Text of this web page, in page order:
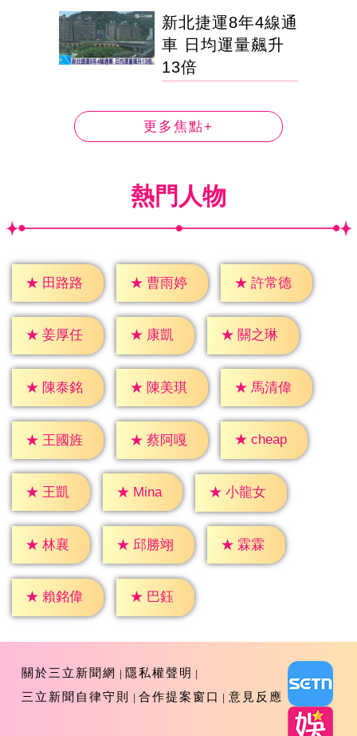
新北捷運8年4線通
車 日均運量飆升
13倍
更多焦點+
熱門人物
★ 田路路 ★ 曹雨婷 ★ 許常德
★ 姜厚任 ★ 康凱 ★ 關之琳
★ 陳泰銘 ★ 陳美琪 ★ 馬清偉
★ 王國旌 ★ 蔡阿嘎 ★ cheap
★ 王凱 ★ Mina ★ 小龍女
★ 林襄 ★ 邱勝翊 ★ 霖霖
★ 賴銘偉 ★ 巴鈺
關於三立新聞網
隱私權聲明
三立新聞自律守則
合作提案窗口 意見反應